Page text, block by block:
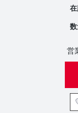
在
数
営